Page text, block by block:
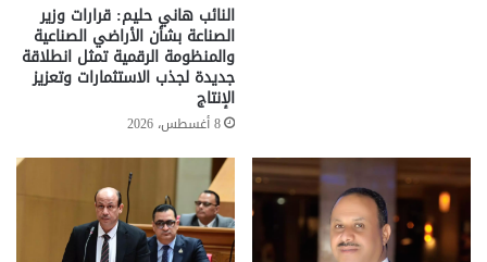
النائب هاني حليم: قرارات وزير
الصناعة بشأن الأراضي الصناعية
والمنظومة الرقمية تمثل انطلاقة
جديدة لجذب الاستثمارات وتعزيز
الإنتاج
8 أغسطس، 2026